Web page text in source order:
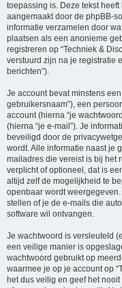
toepassing is. Deze tekst
aangemaakt door de phpBB-
informatie verzamelen door
plaatsen als een anonieme
registreren op “Techniek &
verstuurd zijn na je registratie
berichten”).
Je account bevat minstens
gebruikersnaam”), een
account (hierna “je
(hierna “je e-mail”). Je
beveiligd door de
wordt. Alle informatie naast je
mailadres die vereist is bij het
verplicht of optioneel, dat is
altijd zelf de mogelijkheid te
openbaar wordt
stellen of je de e-mails die
software wil ontvangen.
Je wachtwoord is versleuteld
een veilige manier is
wachtwoord gebruikt op
waarmee je op je account op
het dus veilig en geef het